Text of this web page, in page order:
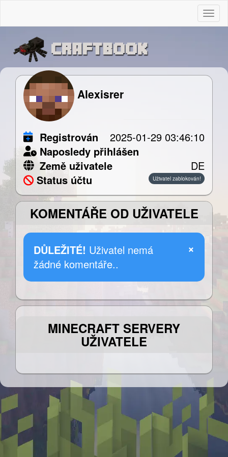
Alexisrer
Registrován
2025-01-29 03:46:10
Naposledy přihlášen
Země uživatele
DE
Status účtu
Uživatel zablokován!
KOMENTÁŘE OD UŽIVATELE
×
DŮLEŽITÉ! Uživatel nemá
žádné komentáře..
MINECRAFT SERVERY
UŽIVATELE